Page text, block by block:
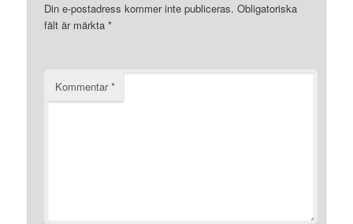
Din e-postadress kommer inte publiceras. Obligatoriska
fält är märkta*
Kommentar*